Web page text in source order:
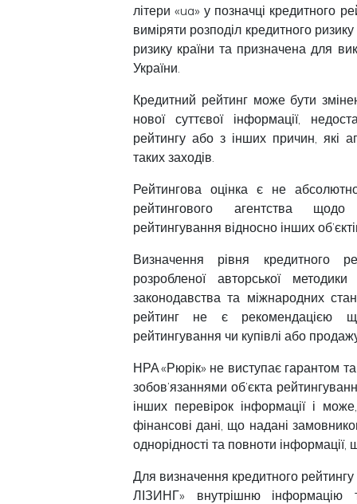
літери «ua» у позначці кредитного
виміряти розподіл кредитного
ризику країни та призначена для
України.
Кредитний рейтинг може бути
нової суттєвої інформації,
рейтингу або з інших причин, які
таких заходів.
Рейтингова оцінка є не
рейтингового агентства щодо
рейтингування відносно інших
Визначення рівня кредитного
розробленої авторської
законодавства та міжнародних
рейтинг не є рекомендацією
рейтингування чи купівлі або
НРА «Рюрік» не виступає гарантом
зобов’язаннями об’єкта
інших перевірок інформації і
фінансові дані, що надані
однорідності та повноти
Для визначення кредитного
ЛІЗИНГ» внутрішню